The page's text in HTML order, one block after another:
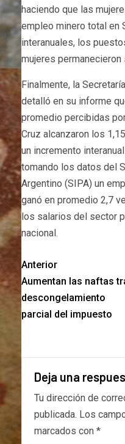
haciendo que las
empleo minero total en
interanuales, los
mujeres permanecieron
Finalmente, la
detalló en su informe
promedio percibidas
Cruz alcanzaron los
un incremento
tomando los datos del
Argentino (SIPA) un
ganó en promedio 2,7
los salarios del sector
nacional.
Anterior
Aumentan las naftas
descongelamiento
parcial del impuesto
Deja una
Tu dirección de
publicada. Los
marcados con *